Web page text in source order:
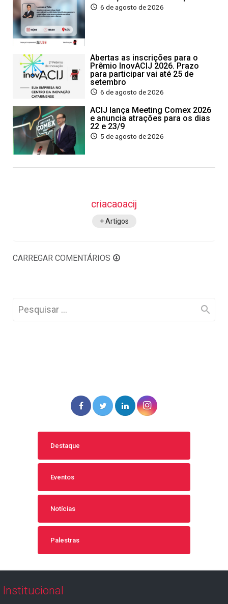
6 de agosto de 2026
Abertas as inscrições para o
Prêmio InovACIJ 2026. Prazo
para participar vai até 25 de
setembro
6 de agosto de 2026
ACIJ lança Meeting Comex 2026
e anuncia atrações para os dias
22 e 23/9
5 de agosto de 2026
criacaoacij
+ Artigos
CARREGAR COMENTÁRIOS
Destaque
Eventos
Notícias
Palestras
Institucional